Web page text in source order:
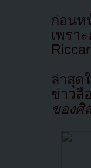
ก่อนห
เพรา
ล่าสุด
ข่าวลื
ของศิ